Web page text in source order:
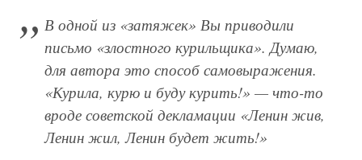
В одной из «затяжек» Вы приводили
письмо «злостного курильщика». Думаю,
для автора это способ самовыражения.
Курила, курю и буду курить! — что-то
вроде советской декламации
Ленин жив,
Ленин жил, Ленин будет жить!